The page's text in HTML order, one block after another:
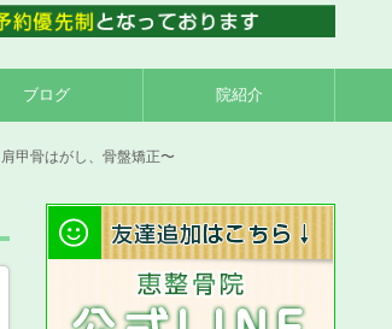
ブログ 院紹介
甲骨はがし、骨盤矯正〜